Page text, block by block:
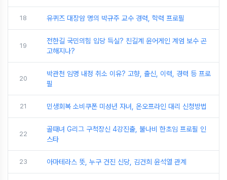
18 유퀴즈 대장암 명의 박규주 교수 경력, 학력 프로필
19
전한길 국민의힘 입당 득실? 친길계 윤어게인 계엄 보수 곤
고해지나?
20
박관천 임명 내정 취소 이유? 고향, 출신, 이력, 경력 등 프로
필
21 민생회복 소비쿠폰 미성년 자녀, 온오프라인 대리 신청방법
22
골때녀 G리그 구척장신 4강진출, 불나비 한초임 프로필 인
스타
23 아마테라스 뜻, 누구 건진 신당, 김건희 윤석열 관계